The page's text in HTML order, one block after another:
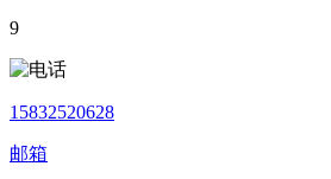
9
15832520628
邮箱